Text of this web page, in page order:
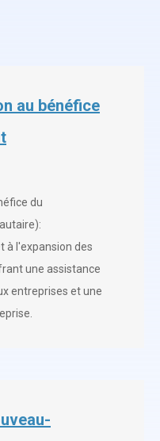
au bénéfice
du
à l'expansion des
une assistance
entreprises et une